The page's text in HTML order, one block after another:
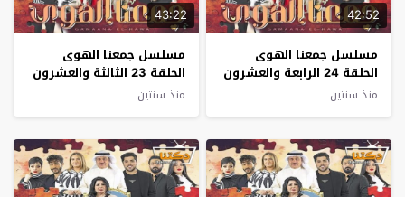
42:52
مسلسل جمعنا الهوى
الحلقة 24 الرابعة والعشرون
منذ سنتين
43:22
مسلسل جمعنا الهوى
الحلقة 23 الثالثة والعشرون
منذ سنتين